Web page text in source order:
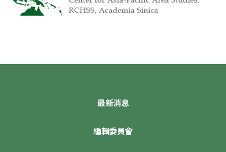
最新消息
編輯委員會